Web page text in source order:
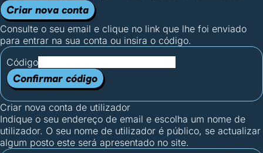
Criar nova conta
Consulte o seu email e clique no link que lhe foi enviado
para entrar na sua conta ou insira o código.
Código
Confirmar código
Criar nova conta de utilizador
Indique o seu endereço de email e escolha um nome de
utilizador. O seu nome de utilizador é público, se actualizar
algum posto este será apresentado no site.